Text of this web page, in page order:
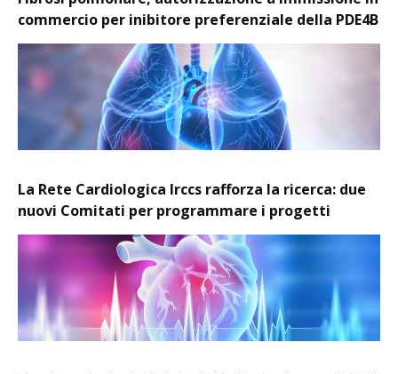
commercio per inibitore preferenziale della PDE4B
La Rete Cardiologica Irccs rafforza la ricerca: due
nuovi Comitati per programmare i progetti